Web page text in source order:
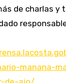
de charlas y
manana-